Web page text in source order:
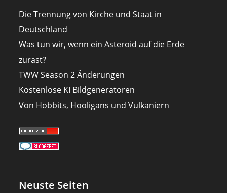
Die Trennung von Kirche und Staat in
Deutschland
Was tun wir, wenn ein Asteroid auf die Erde
zurast?
TWW Season 2 Änderungen
Kostenlose KI Bildgeneratoren
Von Hobbits, Hooligans und Vulkaniern
Neuste Seiten